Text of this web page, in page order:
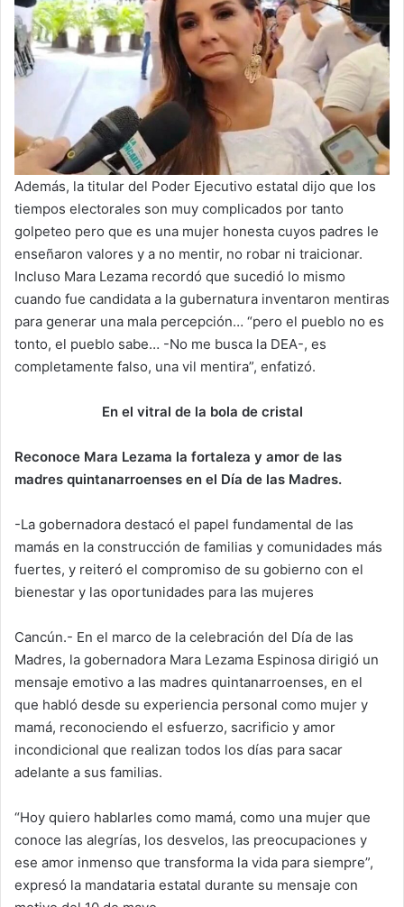
Además, la titular del Poder Ejecutivo estatal dijo que los
tiempos electorales son muy complicados por tanto
golpeteo pero que es una mujer honesta cuyos padres le
enseñaron valores y a no mentir, no robar ni traicionar.
Incluso Mara Lezama recordó que sucedió lo mismo
cuando fue candidata a la gubernatura inventaron mentiras
para generar una mala percepción… “pero el pueblo no es
tonto, el pueblo sabe… -No me busca la DEA-, es
completamente falso, una vil mentira”, enfatizó.
En el vitral de la bola de cristal
Reconoce Mara Lezama la fortaleza y amor de las
madres quintanarroenses en el Día de las Madres.
-La gobernadora destacó el papel fundamental de las
mamás en la construcción de familias y comunidades más
fuertes, y reiteró el compromiso de su gobierno con el
bienestar y las oportunidades para las mujeres
Cancún.- En el marco de la celebración del Día de las
Madres, la gobernadora Mara Lezama Espinosa dirigió un
mensaje emotivo a las madres quintanarroenses, en el
que habló desde su experiencia personal como mujer y
mamá, reconociendo el esfuerzo, sacrificio y amor
incondicional que realizan todos los días para sacar
adelante a sus familias.
“Hoy quiero hablarles como mamá, como una mujer que
conoce las alegrías, los desvelos, las preocupaciones y
ese amor inmenso que transforma la vida para siempre”,
expresó la mandataria estatal durante su mensaje con